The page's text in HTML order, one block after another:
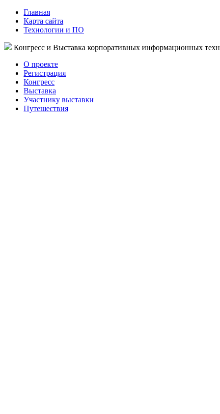
Главная
Карта сайта
Технологии и ПО
Конгресс и Выставка корпоративных информационных
О проекте
Регистрация
Конгресс
Выставка
Участнику выставки
Путешествия